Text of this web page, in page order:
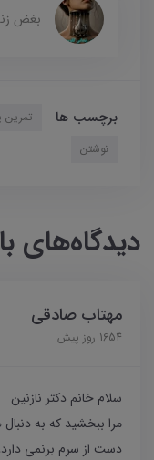
بغض
برچسب ها تمرین
نوشتن
دیدگاه‌های
مهتاب صادقی
1654 روز پیش
سلام خانم دکتر نازنین
مرا ببخشید که به
دست از سرم برنمی